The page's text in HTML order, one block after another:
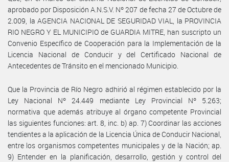
aprobado por Disposición A.N.S.V. Nº 207 de fecha 27 de Octubre de
2.009, la AGENCIA NACIONAL DE SEGURIDAD VIAL, la PROVINCIA
RIO NEGRO Y EL MUNICIPIO de GUARDIA MITRE, han suscripto un
Convenio Específico de Cooperación para la Implementación de la
Licencia Nacional de Conducir y del Certificado Nacional de
Antecedentes de Tránsito en el mencionado Municipio.
Que la Provincia de Río Negro adhirió al régimen establecido por la
Ley Nacional Nº 24.449 mediante Ley Provincial Nº 5.263;
normativa que además atribuye al órgano competente Provincial
las siguientes funciones: art. 8, inc. b) ap. 7) Coordinar las acciones
tendientes a la aplicación de la Licencia Única de Conducir Nacional,
entre los organismos competentes municipales y de la Nación; ap.
9) Entender en la planificación, desarrollo, gestión y control del